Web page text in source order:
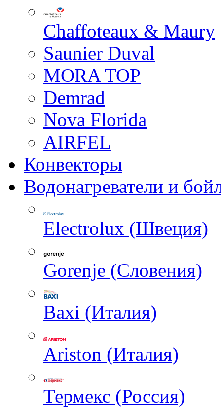
Chaffoteaux & Maury
Saunier Duval
MORA TOP
Demrad
Nova Florida
AIRFEL
Конвекторы
Водонагреватели и
Electrolux (Швеция)
Gorenje (Словения)
Baxi (Италия)
Ariston (Италия)
Термекс (Россия)